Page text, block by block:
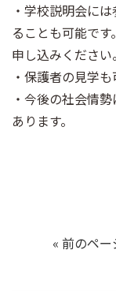
・学校説明会に
ることも可能で
申し込みください。
・保護者の見学も
・今後の社会情
あります。
« 前のペー